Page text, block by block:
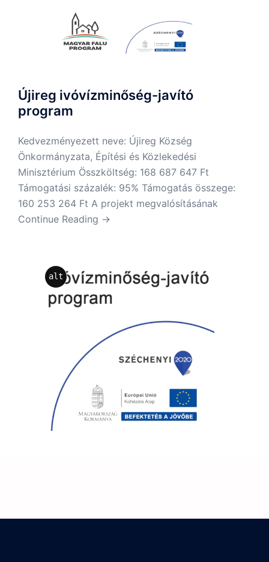
Újireg ivóvízminőség-javító
program
Kedvezményezett neve: Újireg Község
Önkormányzata, Építési és Közlekedési
Minisztérium Összköltség: 168 687 647 Ft
Támogatási százalék: 95% Támogatás összege:
160 253 264 Ft A projekt megvalósításának
Continue Reading →
alt